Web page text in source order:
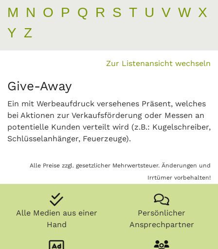
M
N O P Q R S T U V W X
Y Z
Zur Listenansicht wechseln
Give-Away
Ein mit Werbeaufdruck versehenes Präsent, welches
bei Aktionen zur Verkaufsförderung oder Messen an
potentielle Kunden verteilt wird (z.B.: Kugelschreiber,
Schlüsselanhänger, Feuerzeuge).
Alle Preise zzgl. gesetzlicher Mehrwertsteuer. Änderungen und
Irrtümer vorbehalten!
Alle Medien aus einer
Hand
Persönlicher
Ansprechpartner